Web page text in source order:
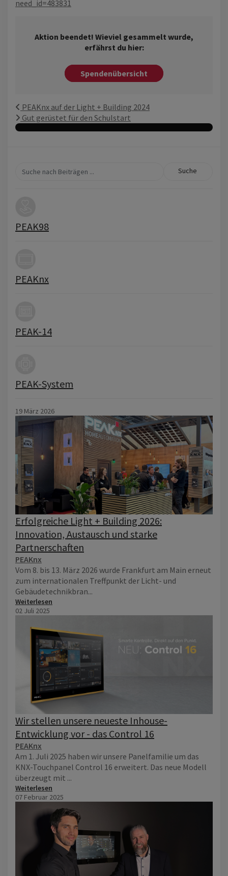
need_id=483831
Aktion beendet! Wieviel gesammelt wurde,
erfährst du hier:
Spendenübersicht
PEAKnx auf der Light + Building 2024
Gut gerüstet für den Schulstart
Suche
PEAK98
PEAKnx
PEAK-14
PEAK-System
19 März 2026
Erfolgreiche Light + Building 2026:
Innovation, Austausch und starke
Partnerschaften
PEAKnx
Vom 8. bis 13. März 2026 wurde Frankfurt am Main erneut
zum internationalen Treffpunkt der Licht- und
Gebäudetechnikbran...
Weiterlesen
02 Juli 2025
Wir stellen unsere neueste Inhouse-
Entwicklung vor - das Control 16
PEAKnx
Am 1. Juli 2025 haben wir unsere Panelfamilie um das
KNX-Touchpanel Control 16 erweitert. Das neue Modell
überzeugt mit ...
Weiterlesen
07 Februar 2025